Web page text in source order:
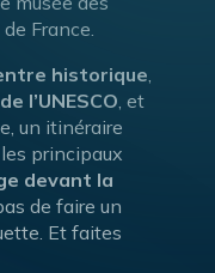
France.
historique,
l’UNESCO, et
un itinéraire
principaux
devant la
de faire un
Et faites